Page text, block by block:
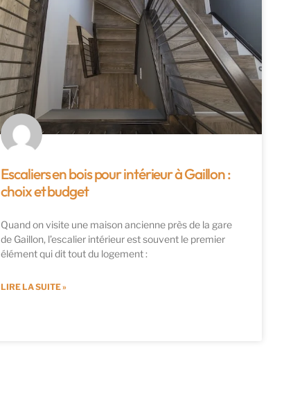
Escaliers en bois pour intérieur à Gaillon :
choix et budget
Quand on visite une maison ancienne près de la gare
de Gaillon, l’escalier intérieur est souvent le premier
élément qui dit tout du logement :
LIRE LA SUITE »